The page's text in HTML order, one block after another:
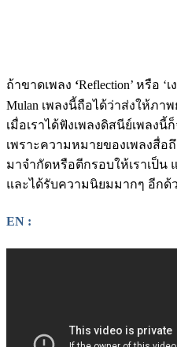
ถ้าขาดเพลง ‘Reflection’ หรือ
Mulan เพลงนี้ถือได้ว่าส่งให้ภ
เมื่อเราได้ฟังเพลงดิสนีย์เพลง
เพราะความหมายของเพลงสื่
มาจำกัดหรือตีกรอบให้เราเป็น
และได้รับความนิยมมากๆ อีกด้
EN :